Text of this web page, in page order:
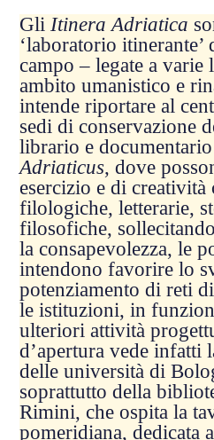
GliItinera Adriatica
‘laboratorio itinerante’
campo – legate a
ambito umanistico e
intende riportare al
sedi di conservazione
librario e
Adriaticus, dove
esercizio e di creatività
filologiche, letterarie,
filosofiche,
la consapevolezza, le
intendono favorire lo
potenziamento di reti
le istituzioni, in
ulteriori attività
d’apertura vede infatti
delle università di
soprattutto della
Rimini, che ospita la
pomeridiana, dedicata